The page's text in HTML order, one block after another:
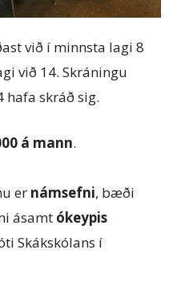
við í minnsta lagi 8
við 14. Skráningu
hafa skráð sig.
á mann.
er námsefni, bæði
ásamt ókeypis
Skákskólans í